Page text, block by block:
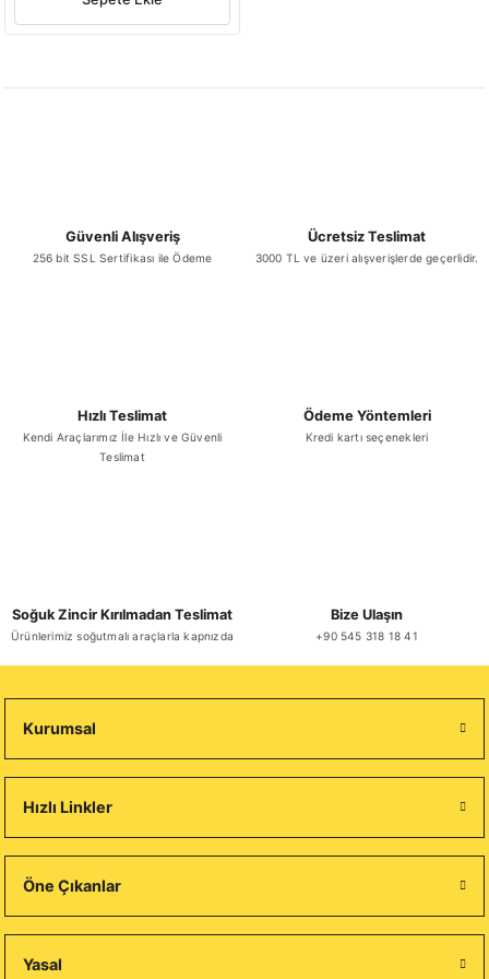
Güvenli Alışveriş
256 bit SSL Sertifikası ile Ödeme
Ücretsiz Teslimat
3000 TL ve üzeri alışverişlerde geçerlidir.
Hızlı Teslimat
Kendi Araçlarımız İle Hızlı ve Güvenli
Teslimat
Ödeme Yöntemleri
Kredi kartı seçenekleri
Soğuk Zincir Kırılmadan Teslimat
Ürünlerimiz soğutmalı araçlarla kapnızda
Bize Ulaşın
+90 545 318 18 41
Kurumsal
Hızlı Linkler
Öne Çıkanlar
Yasal